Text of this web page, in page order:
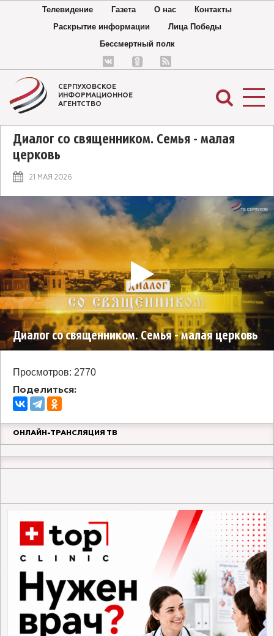
Телевидение Газета О нас
Контакты
Раскрытие информации
Лица Победы
Бессмертный полк
СЕРПУХОВСКОЕ
ИНФОРМАЦИОННОЕ
АГЕНТСТВО
Диалог со священником. Семья - малая
церковь
21 МАЯ 2026
Диалог со священником. Семья - малая церковь
Просмотров: 2770
Поделиться:
ОНЛАЙН-ТРАНСЛЯЦИЯ ТВ